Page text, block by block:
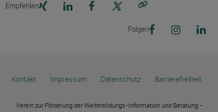
Empfehlen
Folgen
Kontakt Impressum Datenschutz Barrierefreiheit
Verein zur Förderung der Weiterbildungs-Information und Beratung -